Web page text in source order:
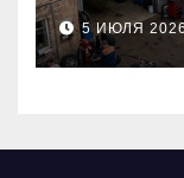
районе
МКАД
5 ИЮЛЯ